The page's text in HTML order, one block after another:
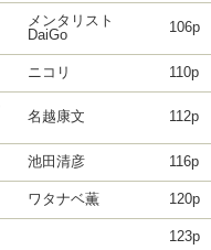
メンタリスト
DaiGo
106p
ニコリ 110p
名越康文 112p
池田清彦 116p
ワタナベ薫 120p
123p